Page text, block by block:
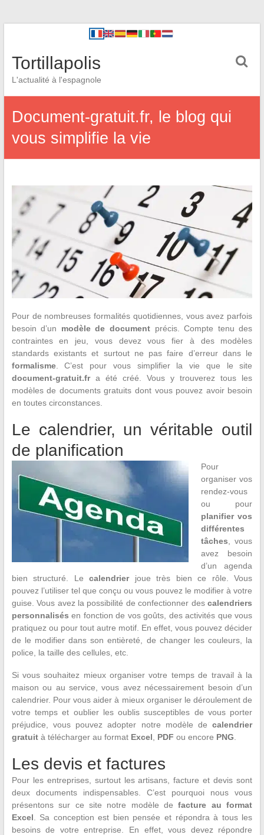
Tortillapolis
L'actualité à l'espagnole
Document-gratuit.fr, le blog qui
vous simplifie la vie
Pour de nombreuses formalités quotidiennes, vous avez parfois
besoin d’un modèle de document précis. Compte tenu des
contraintes en jeu, vous devez vous fier à des modèles
standards existants et surtout ne pas faire d’erreur dans le
formalisme. C’est pour vous simplifier la vie que le site
document-gratuit.fra été créé. Vous y trouverez tous les
modèles de documents gratuits dont vous pouvez avoir besoin
en toutes circonstances.
Le calendrier, un véritable outil
de planification
Pour
organiser vos
rendez-vous
ou pour
planifier vos
différentes
tâches , vous
avez besoin
d’un agenda
bien structuré. Lecalendrierjoue très bien ce rôle. Vous
pouvez l’utiliser tel que conçu ou vous pouvez le modifier à votre
guise. Vous avez la possibilité de confectionner descalendriers
personnalisés en fonction de vos goûts, des activités que vous
pratiquez ou pour tout autre motif. En effet, vous pouvez décider
de le modifier dans son entièreté, de changer les couleurs, la
police, la taille des cellules, etc.
Si vous souhaitez mieux organiser votre temps de travail à la
maison ou au service, vous avez nécessairement besoin d’un
calendrier. Pour vous aider à mieux organiser le déroulement de
votre temps et oublier les oublis susceptibles de vous porter
préjudice, vous pouvez adopter notre modèle decalendrier
gratuità télécharger au format Excel PDF ou encore PNG
Les devis et factures
Pour les entreprises, surtout les artisans, facture et devis sont
deux documents indispensables. C’est pourquoi nous vous
présentons sur ce site notre modèle defacture au format
Excel . Sa conception est bien pensée et répondra à tous les
besoins de votre entreprise. En effet, vous devez répondre